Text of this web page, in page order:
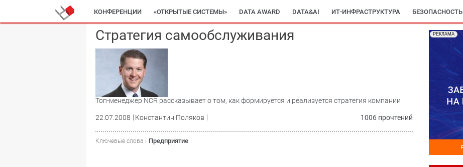
КОНФЕРЕНЦИИ «ОТКРЫТЫЕ СИСТЕМЫ» DATA AWARD DATA&AI ИТ-ИНФРАСТРУКТУРА БЕЗОПАСНОСТЬ
Стратегия самообслуживания
Топ-менеджер NCR рассказывает о том, как формируется и реализуется стратегия компании
22.07.2008 Константин Поляков 1006 прочтений
Ключевые слова : Предприятие
РЕКЛАМА